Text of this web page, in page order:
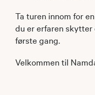
Ta turen innom for
du er erfaren
første gang.
Velkommen til